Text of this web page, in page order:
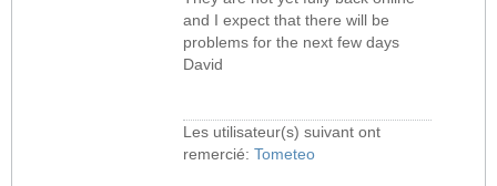
and I expect that there will be
problems for the next few days
David
Les utilisateur(s) suivant ont
remercié: Tometeo